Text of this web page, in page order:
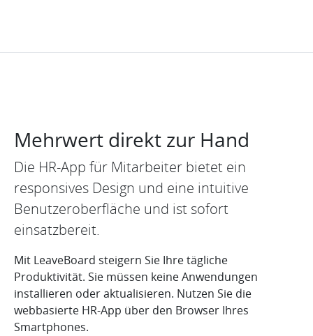
Mehrwert direkt zur Hand
Die HR-App für Mitarbeiter bietet ein
responsives Design und eine intuitive
Benutzeroberfläche und ist sofort
einsatzbereit.
Mit LeaveBoard steigern Sie Ihre tägliche
Produktivität. Sie müssen keine Anwendungen
installieren oder aktualisieren. Nutzen Sie die
webbasierte HR-App über den Browser Ihres
Smartphones.